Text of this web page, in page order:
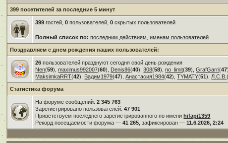
399 посетителей за последние 5 минут
399 гостей,0 пользователей,0 скрытых пользователей
Полный список по: последним действиям ,именам пользователей
Поздравляем с днем рождения наших пользователей:
26 пользователей празднуют сегодня свой день рождения
Nen(59),maximus992007(60), Denis86(40),308(58),no_limit(39),GrafGarri(47
MaksimkaRRT(42), Вадим1979(47),Анастасия1984(42),TYMATY(51), Л.С.В.
Статистика форума
На форуме сообщений:2 345 763
Зарегистрировано пользователей:47 901
Приветствуем последнего зарегистрированного по имениhifapi1359
Рекорд посещаемости форума —41 265 , зафиксирован —11.6.2026, 2:24